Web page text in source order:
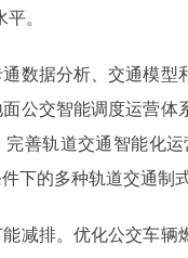
。
据分析、交通模型
公交智能调度运营
完善轨道交通智能化
下的多种轨道交通制
排。优化公交车辆